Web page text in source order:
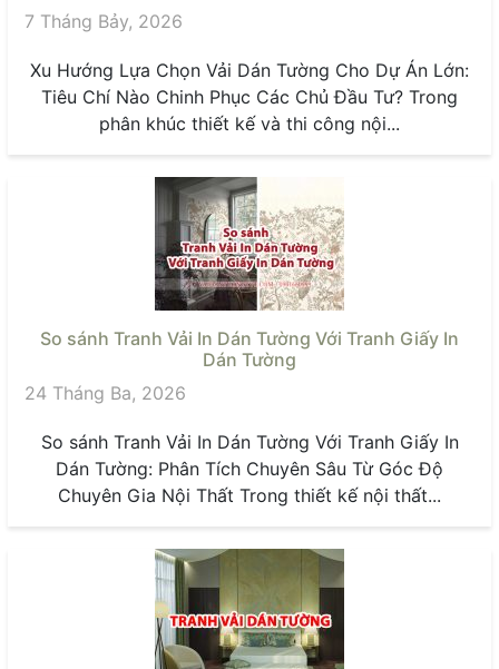
7 Tháng Bảy, 2026
Xu Hướng Lựa Chọn Vải Dán Tường Cho Dự Án Lớn:
Tiêu Chí Nào Chinh Phục Các Chủ Đầu Tư? Trong
phân khúc thiết kế và thi công nội...
So sánh Tranh Vải In Dán Tường Với Tranh Giấy In
Dán Tường
24 Tháng Ba, 2026
So sánh Tranh Vải In Dán Tường Với Tranh Giấy In
Dán Tường: Phân Tích Chuyên Sâu Từ Góc Độ
Chuyên Gia Nội Thất Trong thiết kế nội thất...